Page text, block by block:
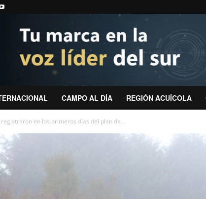
CAMPO AL DÍA REGIÓN ACUÍCOLA
en los primeros días del plan de...